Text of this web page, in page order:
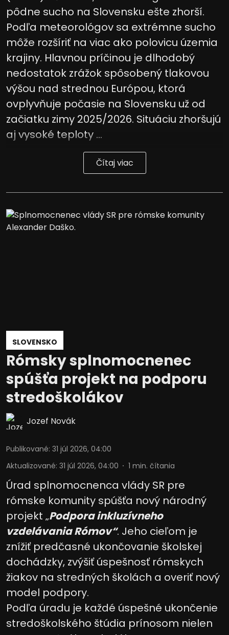
pôdne sucho na Slovensku ešte zhorší.
Podľa meteorológov sa extrémne sucho
môže rozšíriť na viac ako polovicu územia
krajiny. Hlavnou príčinou je dlhodobý
nedostatok zrážok spôsobený tlakovou
výšou nad strednou Európou, ktorá
ovplyvňuje počasie na Slovensku už od
začiatku zimy 2025/2026. Situáciu zhoršujú
aj vysoké teploty ...
Čítaj viac
SLOVENSKO
Rómsky splnomocnenec
spúšťa projekt na podporu
stredoškolákov
Jozef Novák
Publikované: 31 júl 2026, 04:00
Aktualizované: 31 júl 2026, 04:00 1 min. čítania
Úrad splnomocnenca vlády SR pre
rómske komunity spúšťa nový národný
projekt „Podpora inkluzívneho
vzdelávania Rómov“. Jeho cieľom je
znížiť predčasné ukončovanie školskej
dochádzky, zvýšiť úspešnosť rómskych
žiakov na stredných školách a overiť nový
model podpory.
Podľa úradu je každé úspešné ukončenie
stredoškolského štúdia prínosom nielen